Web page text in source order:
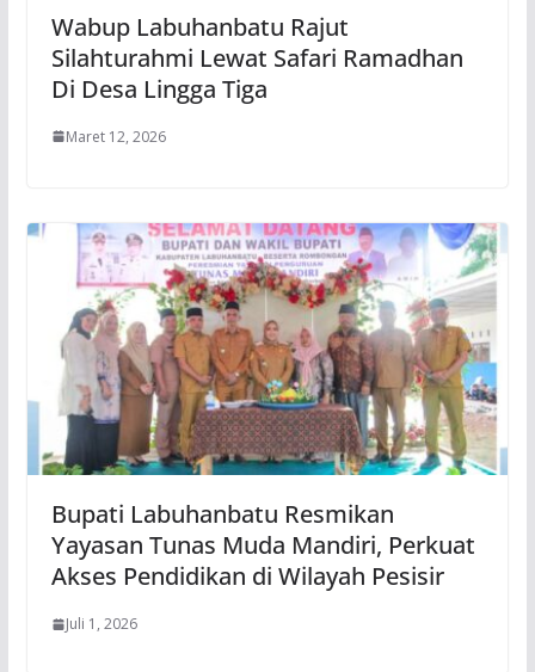
Wabup Labuhanbatu Rajut
Silahturahmi Lewat Safari Ramadhan
Di Desa Lingga Tiga
Maret 12, 2026
Bupati Labuhanbatu Resmikan
Yayasan Tunas Muda Mandiri, Perkuat
Akses Pendidikan di Wilayah Pesisir
Juli 1, 2026